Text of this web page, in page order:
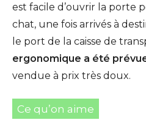
est facile d’ouvrir la porte
chat, une fois arrivés à
le port de la caisse de
ergonomique a été
vendue à prix très doux.
Ce qu’on aime